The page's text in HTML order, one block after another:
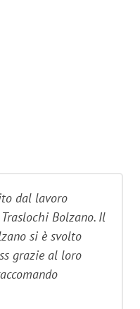
dal lavoro
Bolzano. Il
si è svolto
grazie al loro